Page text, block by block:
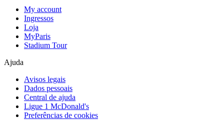
My account
Ingressos
Loja
MyParis
Stadium Tour
Ajuda
Avisos legais
Dados pessoais
Central de ajuda
Ligue 1 McDonald's
Preferências de cookies